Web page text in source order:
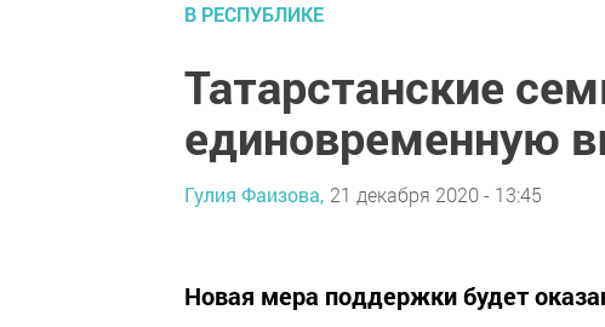
В РЕСПУБЛИКЕ
Татарстанские
единовременную
Гулия Фаизова, 21 декабря 2020 - 13:45
Новая мера поддержки будет